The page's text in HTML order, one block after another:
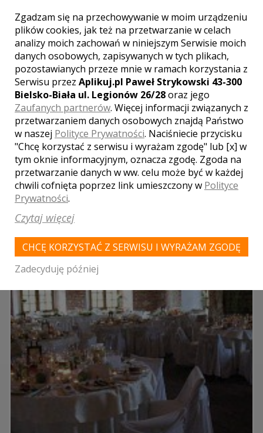
MYŚLENICE
LOKALE WESELNE Z MIASTA
PRZYBYSŁAWICE
WYNIKÓW:
Zgadzam się na przechowywanie w moim urządzeniu
plików cookies, jak też na przetwarzanie w celach
analizy moich zachowań w niniejszym Serwisie moich
danych osobowych, zapisywanych w tych plikach,
pozostawianych przeze mnie w ramach korzystania z
Serwisu przez Aplikuj.pl Paweł Strykowski 43-300
Bielsko-Biała ul. Legionów 26/28oraz jego
Zaufanych partnerów. Więcej informacji związanych z
przetwarzaniem danych osobowych znajdą Państwo
w naszej Polityce Prywatności. Naciśniecie przycisku
"Chcę korzystać z serwisu i wyrażam zgodę" lub [x] w
tym oknie informacyjnym, oznacza zgodę. Zgoda na
przetwarzanie danych w ww. celu może być w każdej
chwili cofnięta poprzez link umieszczony w Polityce
Prywatności.
Czytaj więcej
CHCĘ KORZYSTAĆ Z SERWISU I WYRAŻAM ZGODĘ
Zadecyduję później